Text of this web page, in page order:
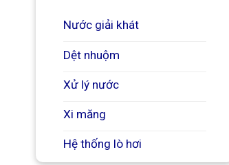
Nước giải khát
Dệt nhuộm
Xử lý nước
Xi măng
Hệ thống lò hơi